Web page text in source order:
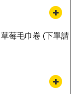
草莓毛巾卷 (下單請